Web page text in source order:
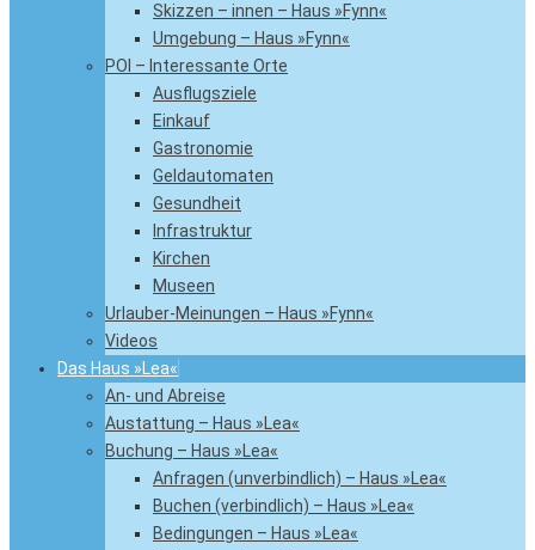
Skizzen – innen – Haus »Fynn«
Umgebung – Haus »Fynn«
POI – Interessante Orte
Ausflugsziele
Einkauf
Gastronomie
Geldautomaten
Gesundheit
Infrastruktur
Kirchen
Museen
Urlauber-Meinungen – Haus »Fynn«
Videos
Das Haus »Lea«
An- und Abreise
Austattung – Haus »Lea«
Buchung – Haus »Lea«
Anfragen (unverbindlich) – Haus »Lea«
Buchen (verbindlich) – Haus »Lea«
Bedingungen – Haus »Lea«